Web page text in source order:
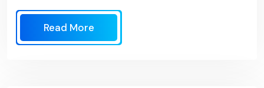
Read More